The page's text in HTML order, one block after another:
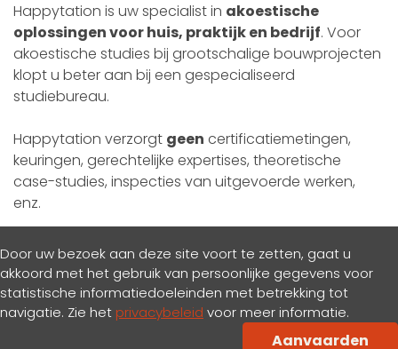
Happytation is uw specialist in akoestische
oplossingen voor huis, praktijk en bedrijf. Voor
akoestische studies bij grootschalige bouwprojecten
klopt u beter aan bij een gespecialiseerd
studiebureau.
Happytation verzorgt geen certificatiemetingen,
keuringen, gerechtelijke expertises, theoretische
case-studies, inspecties van uitgevoerde werken,
enz.
Privacy & cookiesbeleid
Door uw bezoek aan deze site voort te zetten, gaat u
akkoord met het gebruik van persoonlijke gegevens voor
statistische informatiedoeleinden met betrekking tot
navigatie. Zie het privacybeleid voor meer informatie.
Aanvaarden